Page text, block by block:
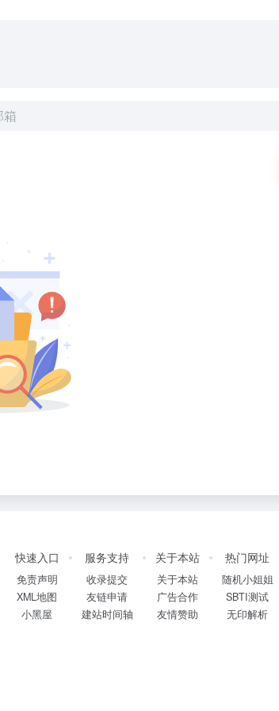
快速入口
免责声明
XML地图
小黑屋
服务支持
收录提交
友链申请
建站时间轴
关于本站
关于本站
广告合作
友情赞助
热门网址
随机小姐姐
SBTI测试
无印解析